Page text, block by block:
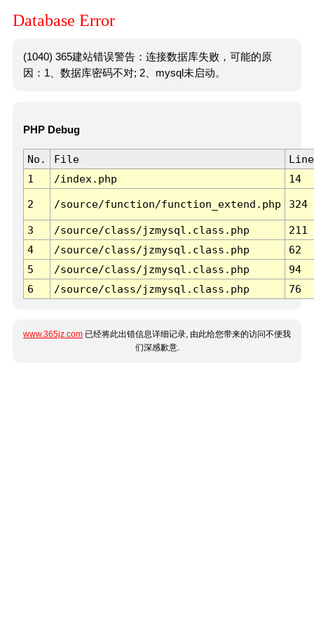
Database Error
(1040) 365建站错误警告：连接数据库失败，可能的原
因：1、数据库密码不对; 2、mysql未启动。
PHP Debug
No. File
Line
1
/index.php 14
2 /source/function/function_extend.php 324
3 /source/class/jzmysql.class.php
211
4
/source/class/jzmysql.class.php
62
5
/source/class/jzmysql.class.php
94
6
/source/class/jzmysql.class.php 76
www.365jz.com 已经将此出错信息详细记录, 由此给您带来的访问不便我
们深感歉意.